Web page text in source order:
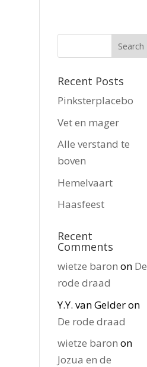
Recent Posts
Pinksterplacebo
Vet en mager
Alle verstand te
boven
Hemelvaart
Haasfeest
Recent
Comments
wietze baron on De
rode draad
Y.Y. van Gelderon
De rode draad
wietze baron on
Jozua en de